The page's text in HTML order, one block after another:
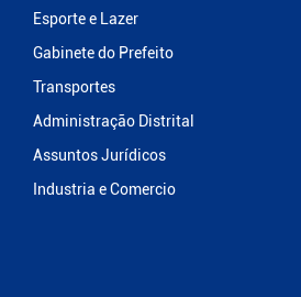
Esporte e Lazer
Gabinete do Prefeito
Transportes
Administração Distrital
Assuntos Jurídicos
Industria e Comercio